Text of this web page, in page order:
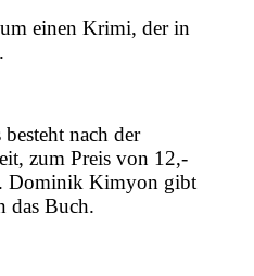
einen Krimi, der in
nach der
zum Preis von 12,-
Dominik Kimyon gibt
das Buch.